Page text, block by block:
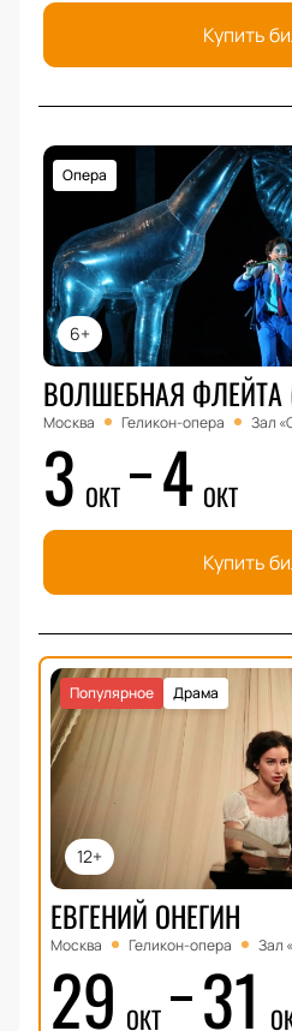
Купить
6+
Опера
ВОЛШЕБНАЯ ФЛЕЙТА
Москва Геликон-опера Зал
3 ОКТ 4 ОКТ
Купить
12+
Драма
Популярное
ЕВГЕНИЙ ОНЕГИН
Москва Геликон-опера Зал
29 ОКТ 31